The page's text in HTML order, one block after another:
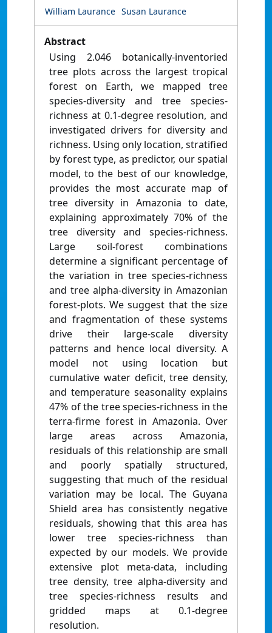
William Laurance Susan Laurance
Abstract
Using 2.046 botanically-inventoried
tree plots across the largest tropical
forest on Earth, we mapped tree
species-diversity and tree species-
richness at 0.1-degree resolution, and
investigated drivers for diversity and
richness. Using only location, stratified
by forest type, as predictor, our spatial
model, to the best of our knowledge,
provides the most accurate map of
tree diversity in Amazonia to date,
explaining approximately 70% of the
tree diversity and species-richness.
Large soil-forest combinations
determine a significant percentage of
the variation in tree species-richness
and tree alpha-diversity in Amazonian
forest-plots. We suggest that the size
and fragmentation of these systems
drive their large-scale diversity
patterns and hence local diversity. A
model not using location but
cumulative water deficit, tree density,
and temperature seasonality explains
47% of the tree species-richness in the
terra-firme forest in Amazonia. Over
large areas across Amazonia,
residuals of this relationship are small
and poorly spatially structured,
suggesting that much of the residual
variation may be local. The Guyana
Shield area has consistently negative
residuals, showing that this area has
lower tree species-richness than
expected by our models. We provide
extensive plot meta-data, including
tree density, tree alpha-diversity and
tree species-richness results and
gridded maps at 0.1-degree
resolution.